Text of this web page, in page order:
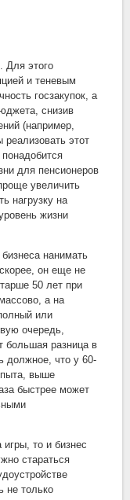
Для этого
и теневым
госзакупок, а
снизив
(например,
реализовать этот
для пенсионеров
увеличить
нагрузку на
жизни
бизнеса нанимать
он еще не
50 лет при
а на
или
очередь,
большая разница в
должное, что у 60-
выше
быстрее может
игры, то и бизнес
стараться
не только